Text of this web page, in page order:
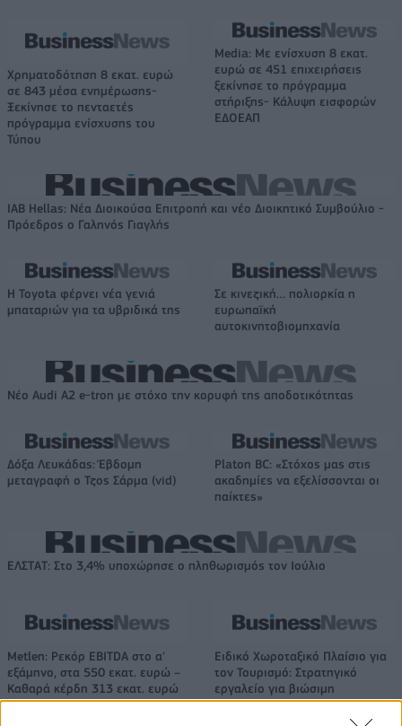
Χρηματοδότηση 8 εκατ. ευρώ
σε 843 μέσα ενημέρωσης-
Ξεκίνησε το πενταετές
πρόγραμμα ενίσχυσης του
Τύπου
Media: Με ενίσχυση 8 εκατ.
ευρώ σε 451 επιχειρήσεις
ξεκίνησε το πρόγραμμα
στήριξης- Κάλυψη εισφορών
ΕΔΟΕΑΠ
IAB Hellas: Νέα Διοικούσα Επιτροπή και νέο Διοικητικό Συμβούλιο -
Πρόεδρος ο Γαληνός Γιαγλής
Η Toyota φέρνει νέα γενιά
μπαταριών για τα υβριδικά της
Σε κινεζική… πολιορκία η
ευρωπαϊκή
αυτοκινητοβιομηχανία
Νέο Audi A2 e-tron με στόχο την κορυφή της αποδοτικότητας
Δόξα Λευκάδας: Έβδομη
μεταγραφή ο Τζος Σάρμα (vid)
Platon BC: «Στόχος μας στις
ακαδημίες να εξελίσσονται οι
παίκτες»
ΕΛΣΤΑΤ: Στο 3,4% υποχώρησε ο πληθωρισμός τον Ιούλιο
Metlen: Ρεκόρ EBITDA στο α'
εξάμηνο, στα 550 εκατ. ευρώ –
Καθαρά κέρδη 313 εκατ. ευρώ
Ειδικό Χωροταξικό Πλαίσιο για
τον Τουρισμό: Στρατηγικό
εργαλείο για βιώσιμη
τουριστική ανάπτυξη